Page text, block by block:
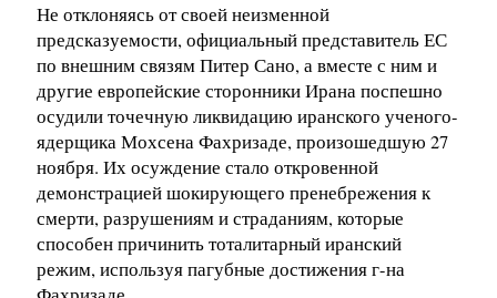
Не отклоняясь от своей неизменной
предсказуемости, официальный представитель ЕС
по внешним связям Питер Сано, а вместе с ним и
другие европейские сторонники Ирана поспешно
осудили точечную ликвидацию иранского ученого-
ядерщика Мохсена Фахризаде, произошедшую 27
ноября. Их осуждение стало откровенной
демонстрацией шокирующего пренебрежения к
смерти, разрушениям и страданиям, которые
способен причинить тоталитарный иранский
режим, используя пагубные достижения г-на